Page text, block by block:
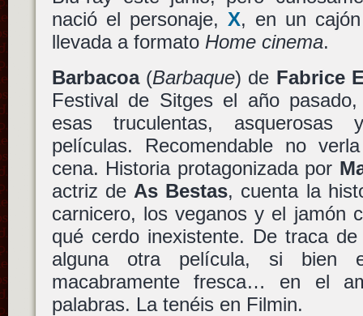
nació el personaje, X, en un
llevada a formato Home cinema.
Barbacoa(Barbaque) de Fabrice
Festival de Sitges el año
esas truculentas, asquerosas
películas. Recomendable no
cena. Historia protagonizada por
actriz de As Bestas, cuenta la
carnicero, los veganos y el jamón
qué cerdo inexistente. De traca
alguna otra película, si bien
macabramente fresca… en el
palabras. La tenéis en Filmin.